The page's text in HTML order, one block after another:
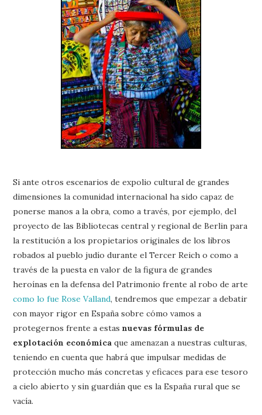
Si ante otros escenarios de expolio cultural de grandes
dimensiones la comunidad internacional ha sido capaz de
ponerse manos a la obra, como a través, por ejemplo, del
proyecto de las Bibliotecas central y regional de Berlin para
la restitución a los propietarios originales de los libros
robados al pueblo judío durante el Tercer Reich o como a
través de la puesta en valor de la figura de grandes
heroínas en la defensa del Patrimonio frente al robo de arte
como lo fue Rose Valland, tendremos que empezar a debatir
con mayor rigor en España sobre cómo vamos a
protegernos frente a estasnuevas fórmulas de
explotación económica que amenazan a nuestras culturas,
teniendo en cuenta que habrá que impulsar medidas de
protección mucho más concretas y eficaces para ese tesoro
a cielo abierto y sin guardián que es la España rural que se
vacía.